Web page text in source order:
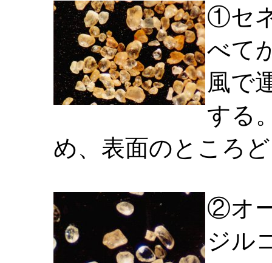
①セ
べて
風で
する
め、表面のところ
②オ
ジル